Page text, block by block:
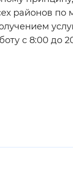
районов по
с 8:00 до